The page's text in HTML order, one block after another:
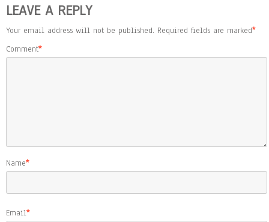
LEAVE A REPLY
Your email address will not be published. Required fields are marked*
Comment*
Name*
Email*